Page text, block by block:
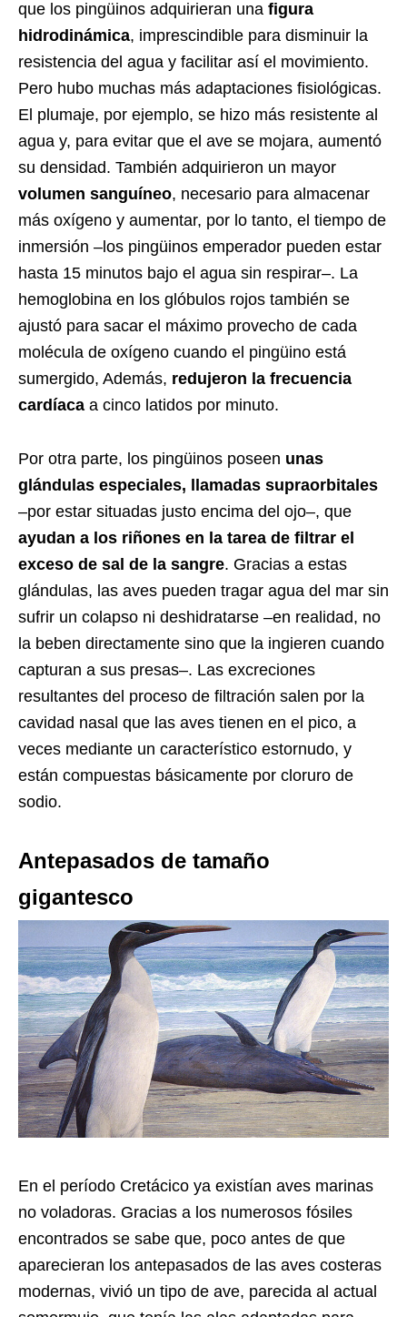
que los pingüinos adquirieran una figura
hidrodinámica, imprescindible para disminuir la
resistencia del agua y facilitar así el movimiento.
Pero hubo muchas más adaptaciones fisiológicas.
El plumaje, por ejemplo, se hizo más resistente al
agua y, para evitar que el ave se mojara, aumentó
su densidad. También adquirieron un mayor
volumen sanguíneo, necesario para almacenar
más oxígeno y aumentar, por lo tanto, el tiempo de
inmersión –los pingüinos emperador pueden estar
hasta 15 minutos bajo el agua sin respirar–. La
hemoglobina en los glóbulos rojos también se
ajustó para sacar el máximo provecho de cada
molécula de oxígeno cuando el pingüino está
sumergido, Además, redujeron la frecuencia
cardíaca a cinco latidos por minuto.
Por otra parte, los pingüinos poseen unas
glándulas especiales, llamadas supraorbitales
–por estar situadas justo encima del ojo–, que
ayudan a los riñones en la tarea de filtrar el
exceso de sal de la sangre. Gracias a estas
glándulas, las aves pueden tragar agua del mar sin
sufrir un colapso ni deshidratarse –en realidad, no
la beben directamente sino que la ingieren cuando
capturan a sus presas–. Las excreciones
resultantes del proceso de filtración salen por la
cavidad nasal que las aves tienen en el pico, a
veces mediante un característico estornudo, y
están compuestas básicamente por cloruro de
sodio.
Antepasados de tamaño
gigantesco
En el período Cretácico ya existían aves marinas
no voladoras. Gracias a los numerosos fósiles
encontrados se sabe que, poco antes de que
aparecieran los antepasados de las aves costeras
modernas, vivió un tipo de ave, parecida al actual